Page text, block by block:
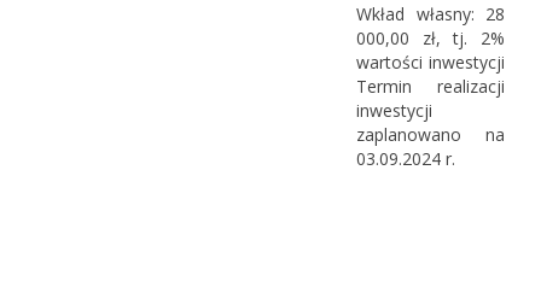
Wkład własny: 28
000,00 zł, tj. 2%
wartości inwestycji
Termin realizacji
inwestycji
zaplanowano na
03.09.2024 r.